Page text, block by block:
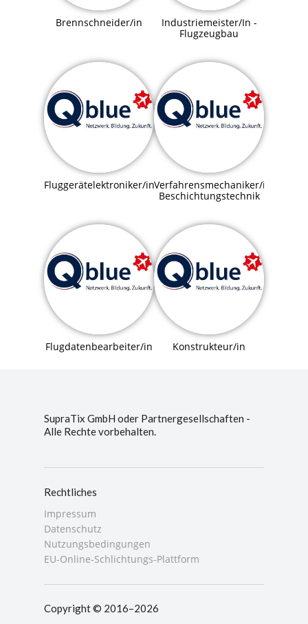
Brennschneider/in
Industriemeister/In -
Flugzeugbau
Fluggerätelektroniker/inVerfahrensmechaniker/in
Beschichtungstechnik
Flugdatenbearbeiter/in Konstrukteur/in
SupraTix GmbH oder Partnergesellschaften -
Alle Rechte vorbehalten.
Rechtliches
Impressum
Datenschutz
Nutzungsbedingungen
EU-Online-Schlichtungs-Plattform
Copyright © 2016–2026